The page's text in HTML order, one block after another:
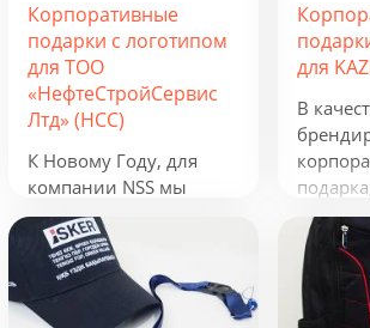
Корпоративные
подарки с логотипом
для ТОО
«НефтеСтройСервис
Лтд» (НСС)
К Новому Году, для
компании NSS мы
разработали
креативную подборку
из наборов «Кофеист»,
«Christmas Sky» и
«Adora». Вглядываться
для
В
можно